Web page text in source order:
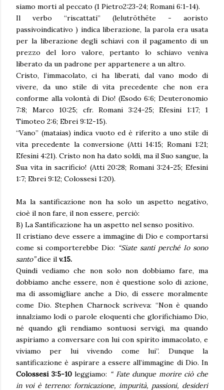
siamo morti al peccato (1 Pietro2:23-24; Romani 6:1-14).
Il verbo “riscattati” (lelutrōthēte - aoristo
passivoindicativo ) indica liberazione, la parola era usata
per la liberazione degli schiavi con il pagamento di un
prezzo del loro valore, pertanto lo schiavo veniva
liberato da un padrone per appartenere a un altro.
Cristo, l’immacolato, ci ha liberati, dal vano modo di
vivere, da uno stile di vita precedente che non era
conforme alla volontà di Dio! (Esodo 6:6; Deuteronomio
7:8; Marco 10:25; cfr. Romani 3:24-25; Efesini 1:17; 1
Timoteo 2:6; Ebrei 9:12-15).
“Vano” (mataias) indica vuoto ed è riferito a uno stile di
vita precedente la conversione (Atti 14:15; Romani 1:21;
Efesini 4:21). Cristo non ha dato soldi, ma il Suo sangue, la
Sua vita in sacrificio! (Atti 20:28; Romani 3:24-25; Efesini
1:7; Ebrei 9:12; Colossesi 1:20).
Ma la santificazione non ha solo un aspetto negativo,
cioè il non fare, il non essere, perciò:
B) La Santificazione ha un aspetto nel senso positivo.
Il cristiano deve essere a immagine di Dio e comportarsi
come si comporterebbe Dio: “Siate santi perché Io sono
santo”dice il v.15.
Quindi vediamo che non solo non dobbiamo fare, ma
dobbiamo anche essere, non è questione solo di azione,
ma di assomigliare anche a Dio, di essere moralmente
come Dio. Stephen Charnock scriveva: “Non è quando
innalziamo lodi o parole eloquenti che glorifichiamo Dio,
né quando gli rendiamo sontuosi servigi, ma quando
aspiriamo a conversare con lui con spirito immacolato, e
viviamo per lui vivendo come lui”. Dunque la
santificazione è aspirare a essere all’immagine di Dio. In
Colossesi 3:5-10leggiamo: “ Fate dunque morire ciò che
in voi è terreno: fornicazione, impurità, passioni, desideri